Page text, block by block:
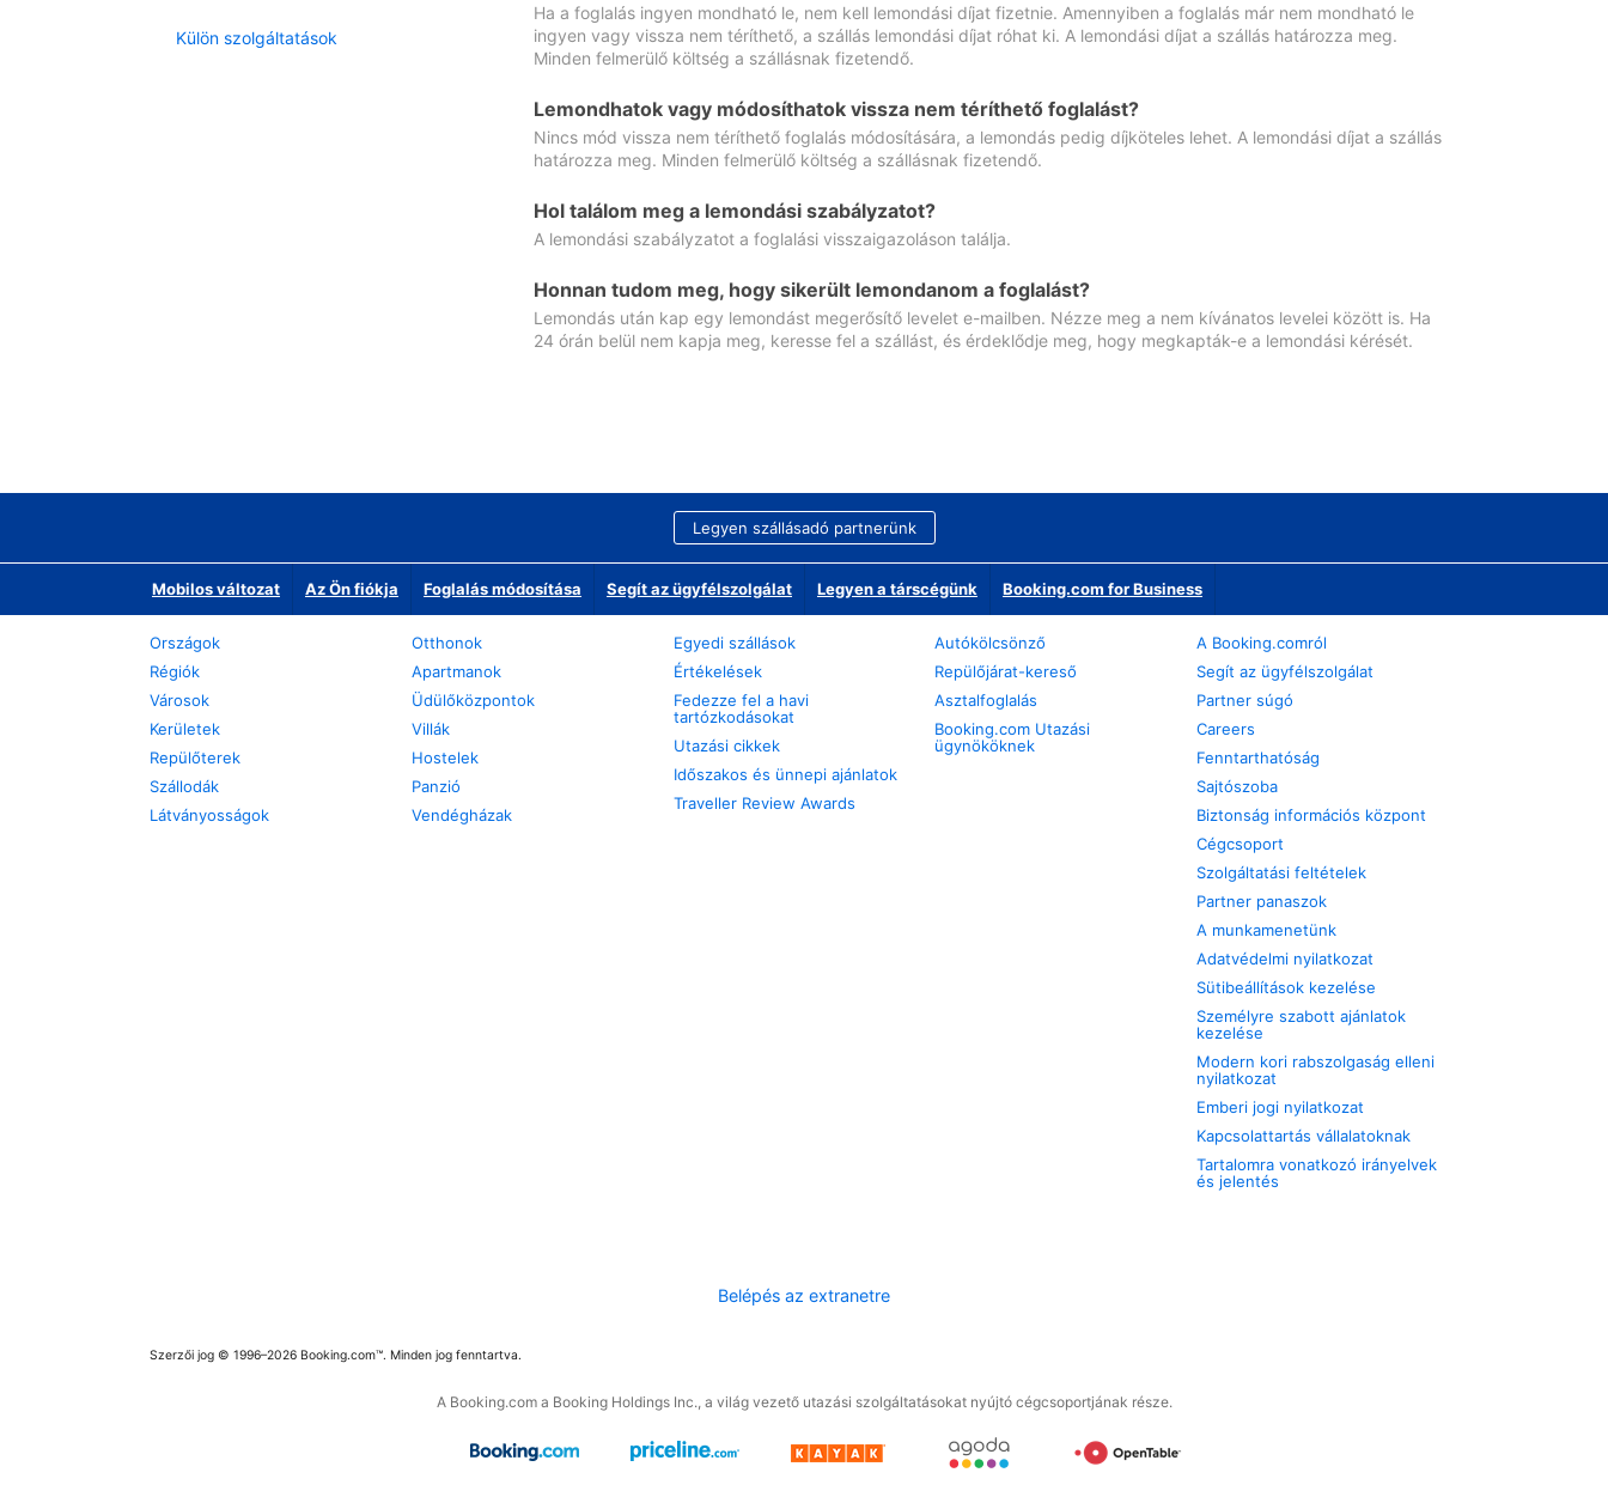
Külön szolgáltatások
Ha a foglalás ingyen mondható le, nem kell lemondási díjat fizetnie. Amennyiben a foglalás már nem mondható le
ingyen vagy vissza nem téríthető, a szállás lemondási díjat róhat ki. A lemondási díjat a szállás határozza meg.
Minden felmerülő költség a szállásnak fizetendő.
Lemondhatok vagy módosíthatok vissza nem téríthető foglalást?
Nincs mód vissza nem téríthető foglalás módosítására, a lemondás pedig díjköteles lehet. A lemondási díjat a szállás
határozza meg. Minden felmerülő költség a szállásnak fizetendő.
Hol találom meg a lemondási szabályzatot?
A lemondási szabályzatot a foglalási visszaigazoláson találja.
Honnan tudom meg, hogy sikerült lemondanom a foglalást?
Lemondás után kap egy lemondást megerősítő levelet e-mailben. Nézze meg a nem kívánatos levelei között is. Ha
24 órán belül nem kapja meg, keresse fel a szállást, és érdeklődje meg, hogy megkapták-e a lemondási kérését.
Legyen szállásadó partnerünk
Mobilos változat Az Ön fiókja Foglalás módosítása Segít az ügyfélszolgálat Legyen a társcégünk Booking.com for Business
Országok
Régiók
Városok
Kerületek
Repülőterek
Szállodák
Látványosságok
Otthonok
Apartmanok
Üdülőközpontok
Villák
Hostelek
Panzió
Vendégházak
Egyedi szállások
Értékelések
Fedezze fel a havi
tartózkodásokat
Utazási cikkek
Időszakos és ünnepi ajánlatok
Traveller Review Awards
Autókölcsönző
Repülőjárat-kereső
Asztalfoglalás
Booking.com Utazási
ügynököknek
A Booking.comról
Segít az ügyfélszolgálat
Partner súgó
Careers
Fenntarthatóság
Sajtószoba
Biztonság információs központ
Cégcsoport
Szolgáltatási feltételek
Partner panaszok
A munkamenetünk
Adatvédelmi nyilatkozat
Sütibeállítások kezelése
Személyre szabott ajánlatok
kezelése
Modern kori rabszolgaság elleni
nyilatkozat
Emberi jogi nyilatkozat
Kapcsolattartás vállalatoknak
Tartalomra vonatkozó irányelvek
és jelentés
Belépés az extranetre
Szerzői jog © 1996–2026 Booking.com™. Minden jog fenntartva.
A Booking.com a Booking Holdings Inc., a világ vezető utazási szolgáltatásokat nyújtó cégcsoportjának része.